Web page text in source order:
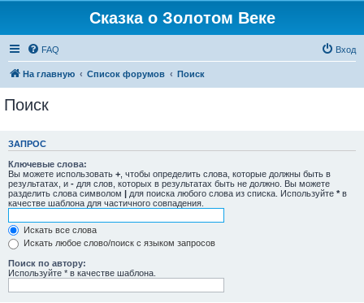
Сказка о Золотом Веке
FAQ Вход
На главную Список форумов Поиск
Поиск
ЗАПРОС
Ключевые слова:
Вы можете использовать + , чтобы определить слова, которые должны быть в
результатах, и - для слов, которых в результатах быть не должно. Вы можете
разделить слова символом | для поиска любого слова из списка. Используйте * в
качестве шаблона для частичного совпадения.
Искать все слова
Искать любое слово/поиск с языком запросов
Поиск по автору:
Используйте * в качестве шаблона.